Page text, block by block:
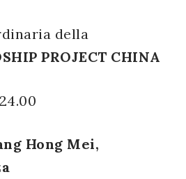
della
PROJECT CHINA
Hong Mei,